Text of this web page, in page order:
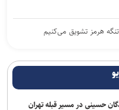
هرمز تشویق می‌کنیم
تحولات منطقه
حسینی در مسیر قبله تهران